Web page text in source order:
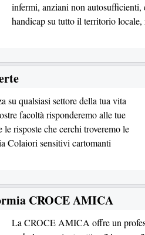
infermi, anziani non
handicap su tutto il territorio
su qualsiasi settore della tua vita
facoltà risponderemo alle tue
risposte che cerchi troveremo le
Colaiori sensitivi cartomanti
CROCE AMICA
La CROCE AMICA offre un